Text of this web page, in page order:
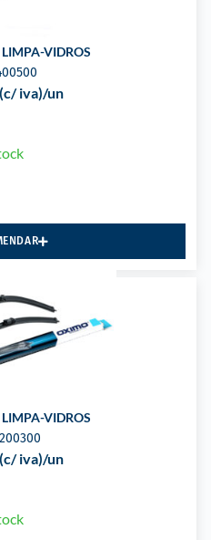
LIMPA-VIDROS
(c/ iva)/un
LIMPA-VIDROS
(c/ iva)/un